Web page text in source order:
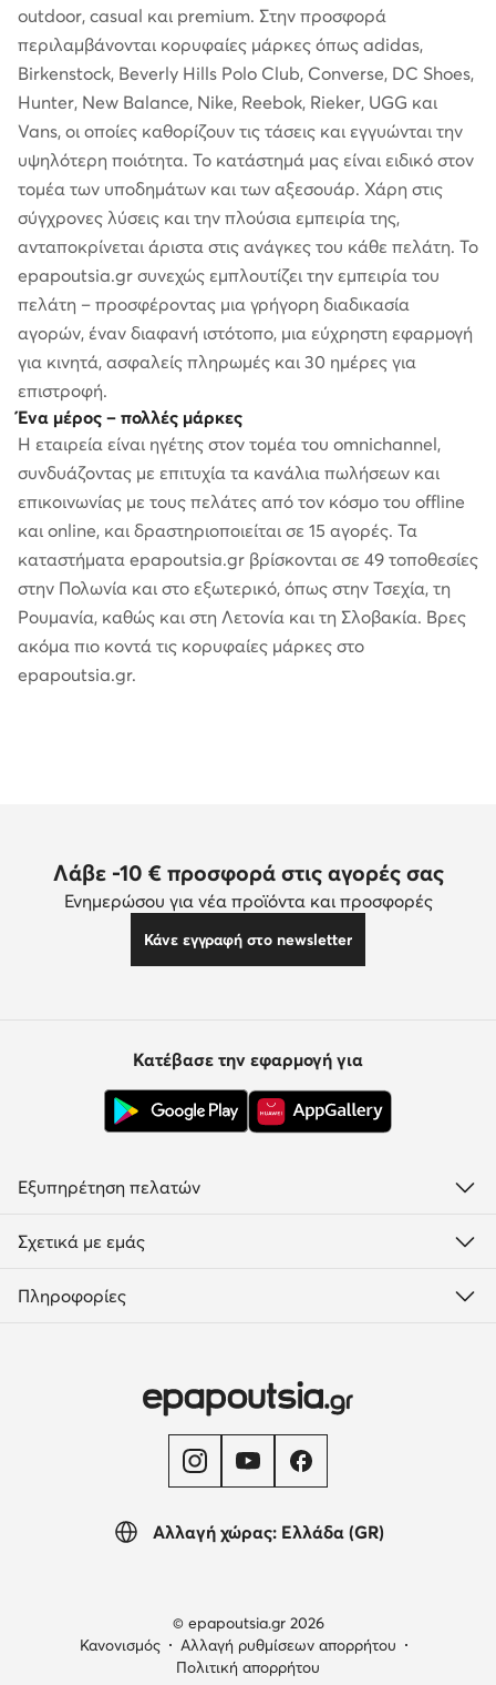
outdoor, casual και premium. Στην προσφορά
περιλαμβάνονται κορυφαίες μάρκες όπως adidas,
Birkenstock, Beverly Hills Polo Club, Converse, DC Shoes,
Hunter, New Balance, Nike, Reebok, Rieker, UGG και
Vans, οι οποίες καθορίζουν τις τάσεις και εγγυώνται την
υψηλότερη ποιότητα. Το κατάστημά μας είναι ειδικό στον
τομέα των υποδημάτων και των αξεσουάρ. Χάρη στις
σύγχρονες λύσεις και την πλούσια εμπειρία της,
ανταποκρίνεται άριστα στις ανάγκες του κάθε πελάτη. Το
epapoutsia.gr συνεχώς εμπλουτίζει την εμπειρία του
πελάτη – προσφέροντας μια γρήγορη διαδικασία
αγορών, έναν διαφανή ιστότοπο, μια εύχρηστη εφαρμογή
για κινητά, ασφαλείς πληρωμές και 30 ημέρες για
επιστροφή.
Ένα μέρος – πολλές μάρκες
Η εταιρεία είναι ηγέτης στον τομέα του omnichannel,
συνδυάζοντας με επιτυχία τα κανάλια πωλήσεων και
επικοινωνίας με τους πελάτες από τον κόσμο του offline
και online, και δραστηριοποιείται σε 15 αγορές. Τα
καταστήματα epapoutsia.gr βρίσκονται σε 49 τοποθεσίες
στην Πολωνία και στο εξωτερικό, όπως στην Τσεχία, τη
Ρουμανία, καθώς και στη Λετονία και τη Σλοβακία. Βρες
ακόμα πιο κοντά τις κορυφαίες μάρκες στο
epapoutsia.gr.
Λάβε -10 € προσφορά στις αγορές σας
Ενημερώσου για νέα προϊόντα και προσφορές
Κάνε εγγραφή στο newsletter
Αλλαγή χώρας: Ελλάδα (GR)
Κατέβασε την εφαρμογή για
Εξυπηρέτηση πελατών
Σχετικά με εμάς
Πληροφορίες
© epapoutsia.gr 2026
Κανονισμός
Αλλαγή ρυθμίσεων απορρήτου
Πολιτική απορρήτου